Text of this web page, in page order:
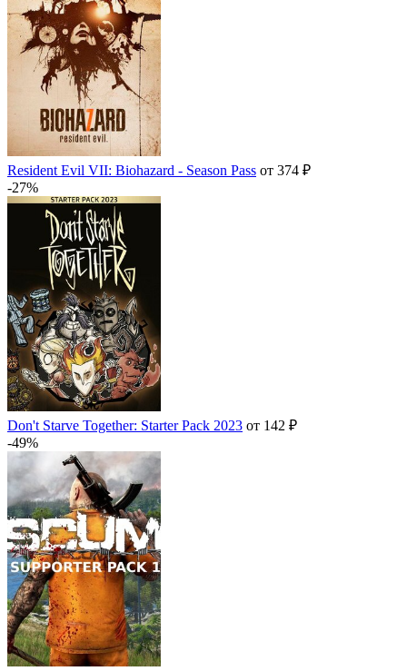
Resident Evil VII: Biohazard - Season Pass от 374 ₽
-27%
Don't Starve Together: Starter Pack 2023 от 142 ₽
-49%